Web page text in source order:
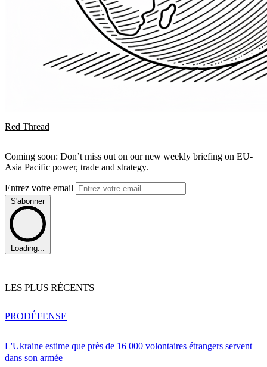
Red Thread
Coming soon: Don’t miss out on our new weekly briefing on EU-
Asia Pacific power, trade and strategy.
Entrez votre email
S'abonner
Loading...
LES PLUS RÉCENTS
L'Ukraine estime que près de 16 000 volontaires étrangers servent
dans son armée
PRODÉFENSE